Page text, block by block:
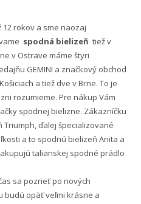
rokov a sme naozaj
spodná bielizeň tiež v
v Ostrave máme štyri
GEMINI a značkový obchod
a tiež dve v Brne. To je
rozumieme. Pre nákup Vám
spodnej bielizne. Zákazníčku
ďalej špecializované
a to spodnú bielizeň Anita a
talianskej spodné prádlo
sa pozrieť po nových
budú opäť veľmi krásne a